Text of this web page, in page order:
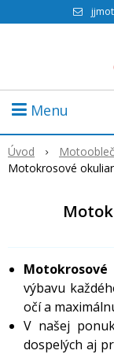
Menu
Úvod
Motokrosové
výbavu
očí a
V našej
dospelých aj